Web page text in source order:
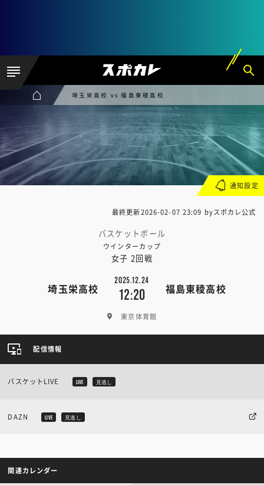
埼玉栄高校 vs 福島東稜高校
最終更新2026-02-07 23:09 byスポカレ公式
バスケットボール
ウインターカップ
女子 2回戦
埼玉栄高校
2025.12.24
12:20 福島東稜高校
東京体育館
通知設定
配信情報
バスケットLIVE LIVE 見逃し
DAZN LIVE 見逃し
関連カレンダー